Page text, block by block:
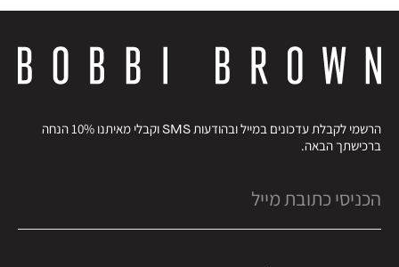
הרשמי לקבלת עדכונים במייל ובהודעות SMS וקבלי מאיתנו 10% הנחה
ברכישתך הבאה.